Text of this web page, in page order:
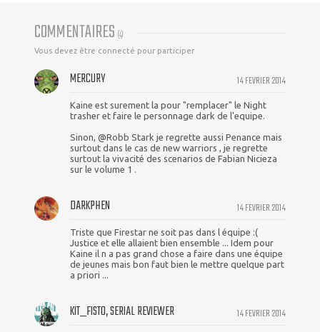
COMMENTAIRES (4)
Vous devez être connecté pour participer
14 FEVRIER 2014
MERCURY
Kaine est surement la pour "remplacer" le Night
trasher et faire le personnage dark de l'equipe.
Sinon, @Robb Stark je regrette aussi Penance mais
surtout dans le cas de new warriors , je regrette
surtout la vivacité des scenarios de Fabian Nicieza
sur le volume 1 .
14 FEVRIER 2014
DARKPHEN
Triste que Firestar ne soit pas dans l équipe :(
Justice et elle allaient bien ensemble ... Idem pour
Kaine il n a pas grand chose a faire dans une équipe
de jeunes mais bon faut bien le mettre quelque part
a priori ...
14 FEVRIER 2014
KIT_FISTO, SERIAL REVIEWER